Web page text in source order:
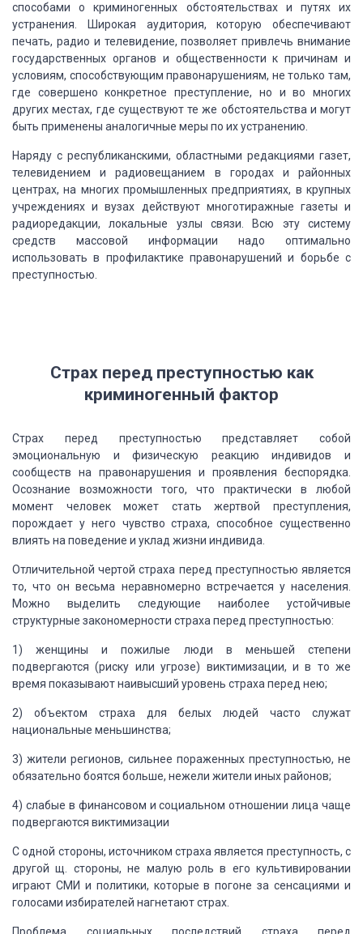
способами о криминогенных обстоятельствах и путях их
устранения. Широкая аудитория, которую обеспечивают
печать, радио и телевидение, позволяет привлечь внимание
государственных органов и общественности к причинам и
условиям, способствующим правонарушениям, не только там,
где совершено конкретное преступление, но и во многих
других местах, где существуют те же обстоятельства и могут
быть применены аналогичные меры по ихустранению.
Наряду с республиканскими, областными редакциями газет,
телевидением и радиовещанием в городах и районных
центрах, на многих промышленных предприятиях, в крупных
учреждениях и вузах действуют многотиражные газеты и
радиоредакции, локальные узлы связи. Всю эту систему
средств массовой информации надо оптимально
использовать в профилактике правонарушений и борьбе с
преступностью.
Страх передпреступностью как
криминогенный фактор
Страх перед преступностью представляет собой
эмоциональную и физическую реакцию индивидов и
сообществ на правонарушения и проявления беспорядка.
Осознание возможности того, что практически в любой
момент человек может стать жертвой преступления,
порождает у него чувство страха, способное существенно
влиять на поведение и уклад жизни индивида.
Отличительной чертой страха перед преступностью является
то, что он весьма неравномерно встречается у населения.
Можно выделить следующие наиболее устойчивые
структурные закономерности страха перед преступностью:
1) женщины и пожилые люди в меньшей степени
подвергаются (риску или угрозе) виктимизации, и в то же
время показывают наивысший уровень страха перед нею;
2) объектом страха для белых людей часто служат
национальные меньшинства;
3) жители регионов, сильнее пораженных преступностью, не
обязательно боятся больше, нежели жители иных районов;
4) слабые в финансовом и социальном отношении лица чаще
подвергаются виктимизации
С одной стороны, источником страха является преступность, с
другой щ. стороны, не малую роль в его культивировании
играют СМИ и политики, которые в погоне за сенсациями и
голосами избирателей нагнетают страх.